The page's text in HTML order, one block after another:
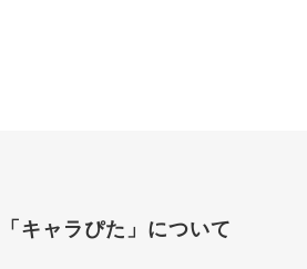
「キャラぴた」について